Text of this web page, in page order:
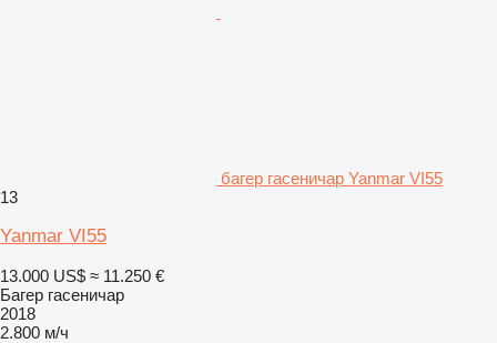
багер гасеничар Yanmar VI55
13
Yanmar VI55
13.000 US$ ≈ 11.250 €
Багер гасеничар
2018
2.800 м/ч